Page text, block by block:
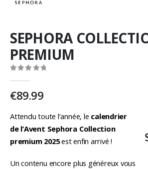
SEPHORA
PREMIUM
€89.99
Attendu toute l’année, le calendrier
de l’Avent Sephora Collection
premium 2025est enfin arrivé !
Un contenu encore plus généreux vous